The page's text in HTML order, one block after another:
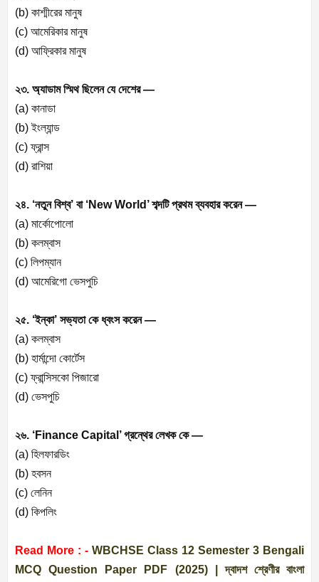
(b) কাশ্মীরের মানুষ
(c) আমেরিকার মানুষ
(d) আফ্রিকার মানুষ
২৩. অ্যাডাম স্মিথ ছিলেন যে দেশের —
(a) কানাডা
(b) ইংল্যান্ড
(c) ফ্রান্স
(d) রাশিয়া
২৪. ‘নতুন বিশ্ব’ বা ‘New World’ শব্দটি প্রথম ব্যবহার করেন —
(a) মার্কোপোলো
(b) কলম্বাস
(c) লিপম্যান
(d) আমেরিগো ভেসপুচি
২৫. ‘ইন্কা’ সভ্যতা কে ধ্বংস করেন —
(a) কলম্বাস
(b) হার্মান্দো কোর্টেস
(c) ফ্রান্সিসকো পিজারো
(d) ভেসপুচি
২৬. ‘Finance Capital’ গ্রন্থের লেখক কে —
(a) হিলফারডিং
(b) হবসন
(c) লেনিন
(d) কিপলিং
Read More : - WBCHSE Class 12 Semester 3 Bengali
MCQ Question Paper PDF (2025) | দ্বাদশ শ্রেণীর বাংলা